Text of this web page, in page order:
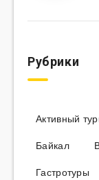
Рубрики
Активный
Байкал
Гастротуры